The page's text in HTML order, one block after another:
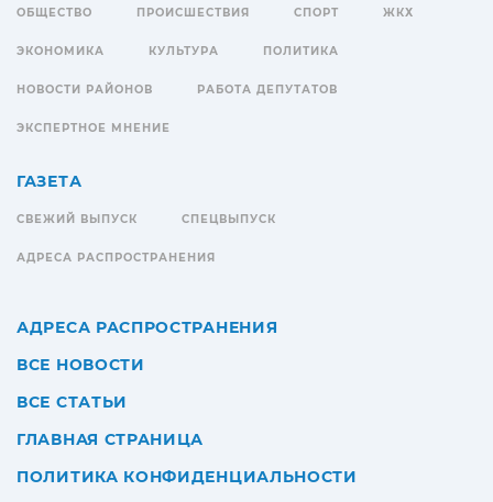
ОБЩЕСТВО ПРОИСШЕСТВИЯ СПОРТ ЖКХ
ЭКОНОМИКА КУЛЬТУРА ПОЛИТИКА
НОВОСТИ РАЙОНОВ РАБОТА ДЕПУТАТОВ
ЭКСПЕРТНОЕ МНЕНИЕ
ГАЗЕТА
СВЕЖИЙ ВЫПУСК СПЕЦВЫПУСК
АДРЕСА РАСПРОСТРАНЕНИЯ
АДРЕСА РАСПРОСТРАНЕНИЯ
ВСЕ НОВОСТИ
ВСЕ СТАТЬИ
ГЛАВНАЯ СТРАНИЦА
ПОЛИТИКА КОНФИДЕНЦИАЛЬНОСТИ